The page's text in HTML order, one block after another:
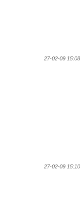
27-02-09 15:08
27-02-09 15:10